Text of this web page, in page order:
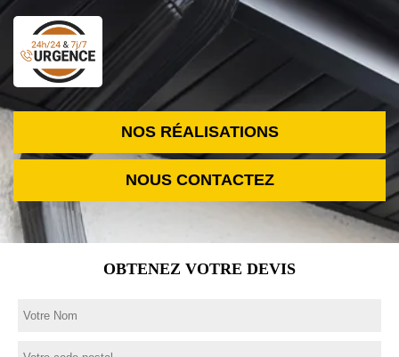
NOS RÉALISATIONS
NOUS CONTACTEZ
OBTENEZ VOTRE DEVIS